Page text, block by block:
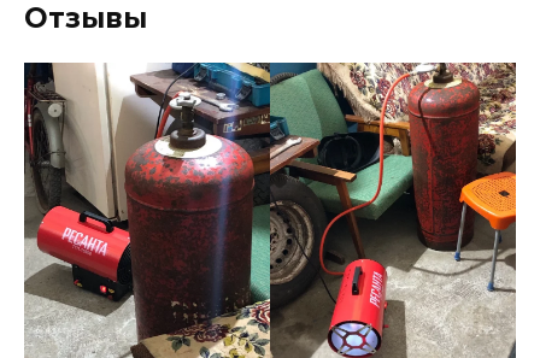
Отзывы